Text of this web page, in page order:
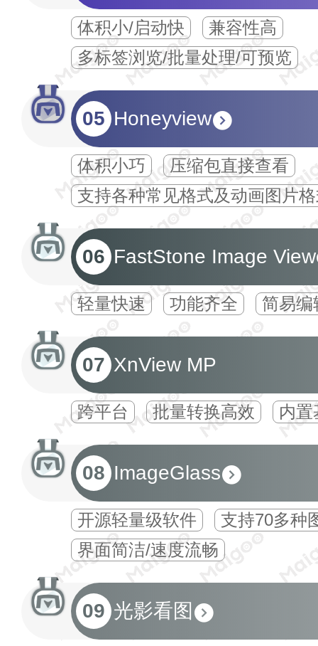
体积小/启动快
兼容性高
多标签浏览/批量处理/可预览
05 Honeyview
体积小巧
压缩包直接查看
支持各种常见格式及动画图片
06 FastStone Image
轻量快速 功能齐全 简易编
07 XnView MP
跨平台 批量转换高效 内
08 ImageGlass
开源轻量级软件
支持70多种
界面简洁/速度流畅
09 光影看图